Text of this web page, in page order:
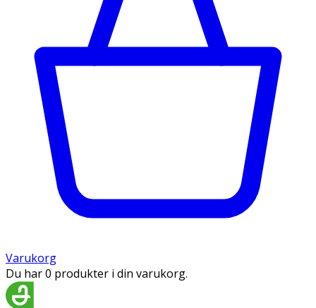
Varukorg
Du har 0 produkter i din varukorg.